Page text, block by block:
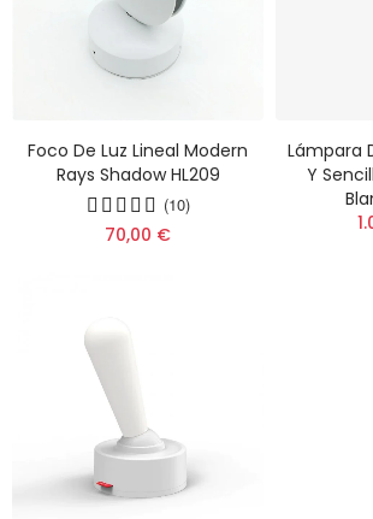
Foco De Luz Lineal Modern
Rays Shadow HL209
(10)
70,00 €
Lámpara
Y